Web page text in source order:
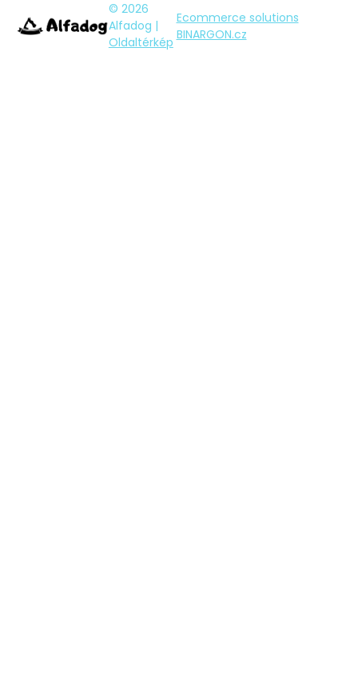
© 2026
Alfadog |
Oldaltérkép
Ecommerce solutions
BINARGON.cz